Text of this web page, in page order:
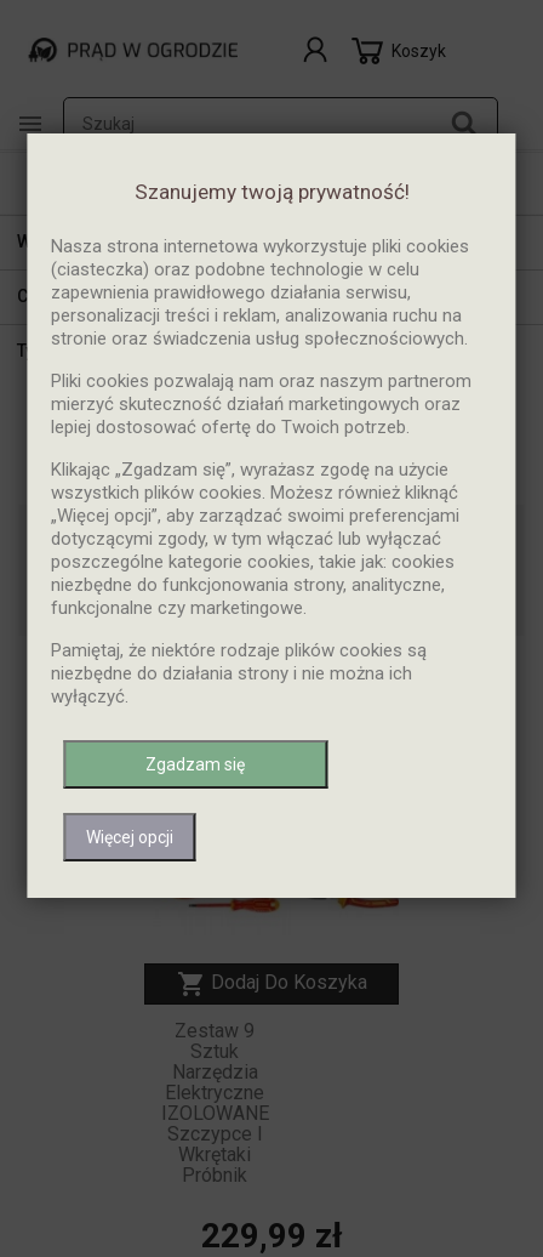
Szanujemy twoją prywatność!
Nasza strona internetowa wykorzystuje pliki cookies
(ciasteczka) oraz podobne technologie w celu
zapewnienia prawidłowego działania serwisu,
personalizacji treści i reklam, analizowania ruchu na
stronie oraz świadczenia usług społecznościowych.
Pliki cookies pozwalają nam oraz naszym partnerom
mierzyć skuteczność działań marketingowych oraz
lepiej dostosować ofertę do Twoich potrzeb.
Klikając „Zgadzam się”, wyrażasz zgodę na użycie
wszystkich plików cookies. Możesz również kliknąć
„Więcej opcji”, aby zarządzać swoimi preferencjami
dotyczącymi zgody, w tym włączać lub wyłączać
poszczególne kategorie cookies, takie jak: cookies
niezbędne do funkcjonowania strony, analityczne,
funkcjonalne czy marketingowe.
Pamiętaj, że niektóre rodzaje plików cookies są
niezbędne do działania strony i nie można ich
wyłączyć.
Zgadzam się
Więcej opcji
Koszyk

Wybory 
Cena 
Typ
Wkrętaki
Dostępne
Pokazano 1-1 z 1 pozycji
 Dodaj Do Koszyka
Zestaw 9
Sztuk
Narzędzia
Elektryczne
IZOLOWANE
Szczypce I
Wkrętaki
Próbnik
Cena
229,99 zł